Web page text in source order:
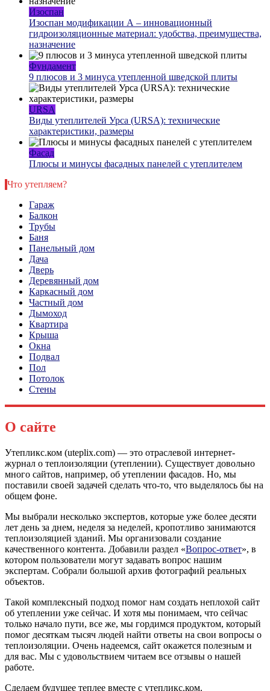
Изоспан
Изоспан модификации А – инновационный
гидроизоляционные материал: удобства, преимущества,
назначение
Фундамент
9 плюсов и 3 минуса утепленной шведской плиты
URSA
Виды утеплителей Урса (URSA): технические
характеристики, размеры
Фасад
Плюсы и минусы фасадных панелей с утеплителем
Что утепляем?
Гараж
Балкон
Трубы
Баня
Панельный дом
Дача
Дверь
Деревянный дом
Каркасный дом
Частный дом
Дымоход
Квартира
Крыша
Окна
Подвал
Пол
Потолок
Стены
О сайте
Утепликс.ком (uteplix.com) — это отраслевой интернет-
журнал о теплоизоляции (утеплении). Существует довольно
много сайтов, например, об утеплении фасадов. Но, мы
поставили своей задачей сделать что-то, что выделялось бы на
общем фоне.
Мы выбрали несколько экспертов, которые уже более десяти
лет день за днем, неделя за неделей, кропотливо занимаются
теплоизоляцией зданий. Мы организовали создание
качественного контента. Добавили раздел «Вопрос-ответ», в
котором пользователи могут задавать вопрос нашим
экспертам. Собрали большой архив фотографий реальных
объектов.
Такой комплексный подход помог нам создать неплохой сайт
об утеплении уже сейчас. И хотя мы понимаем, что сейчас
только начало пути, все же, мы гордимся продуктом, который
помог десяткам тысяч людей найти ответы на свои вопросы о
теплоизоляции. Очень надеемся, сайт окажется полезным и
для вас. Мы с удовольствием читаем все отзывы о нашей
работе.
Сделаем будущее теплее вместе с утепликс.ком.